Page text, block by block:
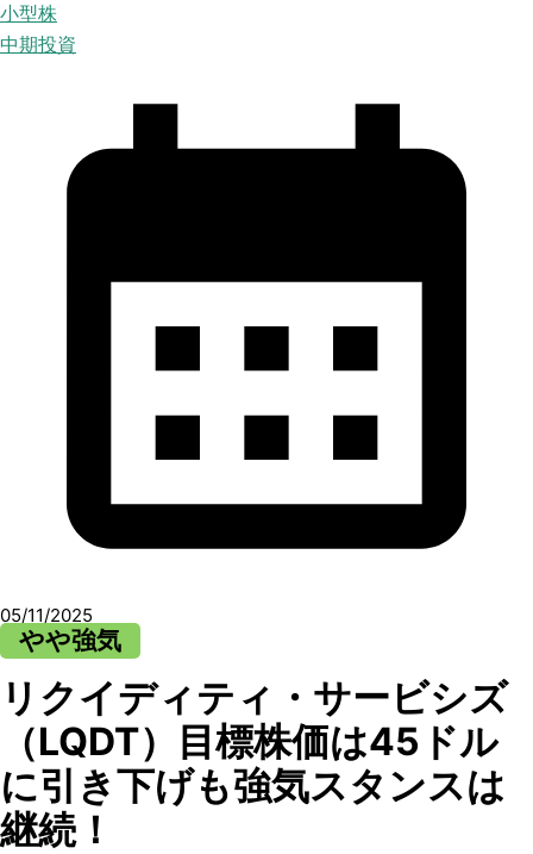
小型株
中期投資
05/11/2025
やや強気
リクイディティ・サービシズ
（LQDT）目標株価は45ドル
に引き下げも強気スタンスは
継続！